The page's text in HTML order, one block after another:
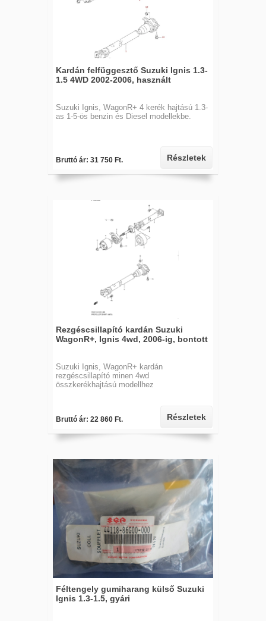
Kardán felfüggesztő Suzuki Ignis 1.3-
1.5 4WD 2002-2006, használt
Suzuki Ignis, WagonR+ 4 kerék hajtású 1.3-
as 1-5-ös benzin és Diesel modellekbe.
Bruttó ár: 31 750 Ft. Részletek
Rezgéscsillapító kardán Suzuki
WagonR+, Ignis 4wd, 2006-ig, bontott
Suzuki Ignis, WagonR+ kardán
rezgéscsillapító minen 4wd
összkerékhajtású modellhez
Bruttó ár: 22 860 Ft. Részletek
Féltengely gumiharang külső Suzuki
Ignis 1.3-1.5, gyári